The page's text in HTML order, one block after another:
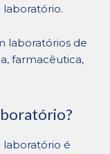
laboratório.
laboratórios de
farmacêutica,
laboratório é